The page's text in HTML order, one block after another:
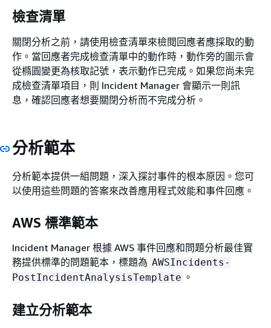
檢查清單
關閉分析之前，請使用檢查清單來檢閱回應者應採取的動
作。當回應者完成檢查清單中的動作時，動作旁的圖示會
從橢圓變更為核取記號，表示動作已完成。如果您尚未完
成檢查清單項目，則 Incident Manager 會顯示一則訊
息，確認回應者想要關閉分析而不完成分析。
分析範本
分析範本提供一組問題，深入探討事件的根本原因。您可
以使用這些問題的答案來改善應用程式效能和事件回應。
AWS 標準範本
Incident Manager 根據 AWS 事件回應和問題分析最佳實
務提供標準的問題範本，標題為 AWSIncidents-
PostIncidentAnalysisTemplate 。
建立分析範本